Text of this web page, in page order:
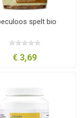
spelt bio
€ 3,69